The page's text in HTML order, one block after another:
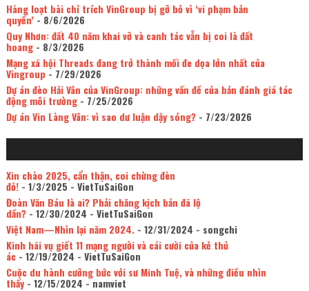
Hàng loạt bài chỉ trích VinGroup bị gỡ bỏ vì ‘vi phạm bản
quyền’- 8/6/2026
Quy Nhơn: đất 40 năm khai vỡ và canh tác vẫn bị coi là đất
hoang- 8/3/2026
Mạng xã hội Threads đang trở thành mối đe dọa lớn nhất của
Vingroup - 7/29/2026
Dự án đèo Hải Vân của VinGroup: những vấn đề của bản đánh giá tác
động môi trường- 7/25/2026
Dự án Vin Làng Vân: vì sao dư luận dậy sóng?- 7/23/2026
Xin chào 2025, cẩn thận, coi chừng đèn
đỏ!- 1/3/2025 - VietTuSaiGon
Đoàn Văn Báu là ai? Phải chăng kịch bản đã lộ
dần?- 12/30/2024 - VietTuSaiGon
Việt Nam—Nhìn lại năm 2024.- 12/31/2024 - songchi
Kinh hãi vụ giết 11 mạng người và cái cười của kẻ thủ
ác- 12/19/2024 - VietTuSaiGon
Cuộc du hành cưỡng bức với sư Minh Tuệ, và những điều nhìn
thấy- 12/15/2024 - namviet